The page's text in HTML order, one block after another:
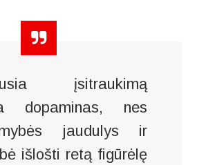
įsitraukimą
dopaminas, nes
jaudulys ir
išlošti retą figūrėlę